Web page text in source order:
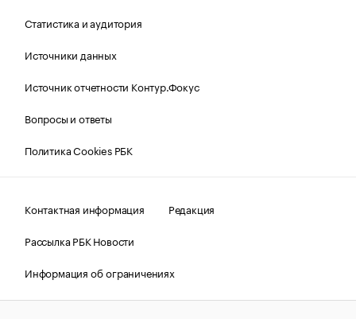
Статистика и аудитория
Источники данных
Источник отчетности Контур.Фокус
Вопросы и ответы
Политика Cookies РБК
Контактная информация
Редакция
Рассылка РБК Новости
Информация об ограничениях
Правовая информация
О соблюдении авторских прав